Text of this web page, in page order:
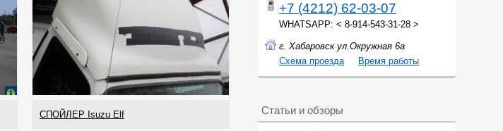
СПОЙЛЕР Isuzu Elf
+7 (4212) 62-03-07
WHATSAPP: < 8-914-543-31-28 >
г. Хабаровск ул.Окружная 6а
Cхема проезда
Время работы
Статьи и обзоры